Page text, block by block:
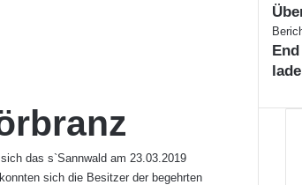
das s`Sannwald am 23.03.2019
sich die Besitzer der begehrten